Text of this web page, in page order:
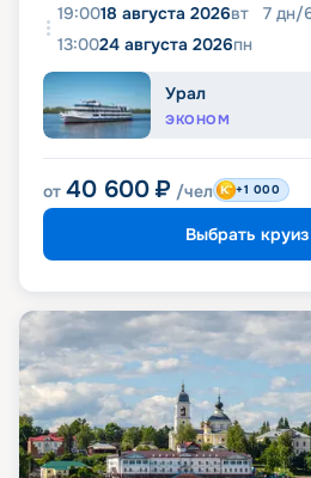
19:0018 августа 2026вт 7 дн/
13:0024 августа 2026пн
Урал
ЭКОНОМ
от 40 600 ₽ /чел +1 000
Выбрать круиз